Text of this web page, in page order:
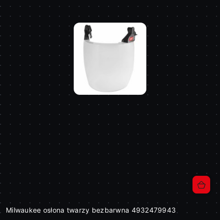
Milwaukee osłona twarzy bezbarwna 4932479943